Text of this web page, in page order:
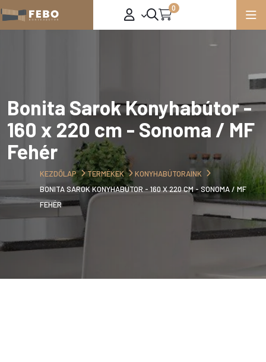
0
Bonita Sarok Konyhabútor -
160 x 220 cm - Sonoma / MF
Fehér
KEZDŐLAP TERMÉKEK
KONYHABÚTORAINK
BONITA SAROK KONYHABÚTOR - 160 X 220 CM - SONOMA / MF
FEHÉR